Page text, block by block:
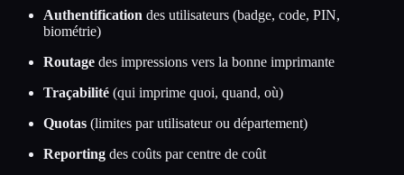
Authentification des utilisateurs (badge, code, PIN,
biométrie)
Routage des impressions vers la bonne imprimante
Traçabilité (qui imprime quoi, quand, où)
Quotas (limites par utilisateur ou département)
Reporting des coûts par centre de coût